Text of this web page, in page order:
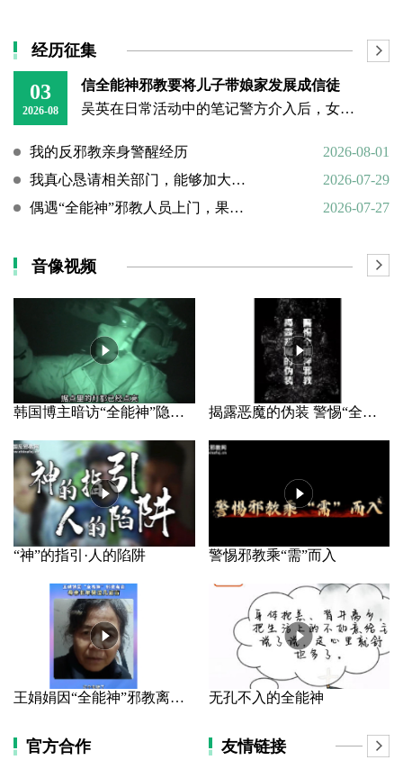
经历征集
03
2026-08
信全能神邪教要将儿子带娘家发展成信徒
吴英在日常活动中的笔记警方介入后，女子丈夫向警方称，打人原因系担心妻子将儿子带回娘家“被带坏”，并反映妻子和丈母娘涉嫌信奉、传播“全能神”教。经一个多月的调查，警方在其丈母娘家中搜到大量证据，于23日
我的反邪教亲身警醒经历
2026-08-01
我真心恳请相关部门，能够加大对“全能神”邪教的打击力度
2026-07-29
偶遇“全能神”邪教人员上门，果断硬核驱离
2026-07-27
音像视频
韩国博主暗访“全能神”隐秘据点 揭露恶魔的伪装 警惕“全能神”邪教
“神”的指引·人的陷阱 警惕邪教乘“需”而入
王娟娟因“全能神”邪教离家 母亲长年哭泣几近盲 无孔不入的全能神
官方合作 友情链接